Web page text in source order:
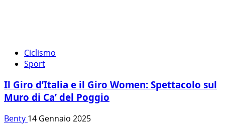
Ciclismo
Sport
Il Giro d’Italia e il Giro Women: Spettacolo sul
Muro di Ca’ del Poggio
Benty 14 Gennaio 2025